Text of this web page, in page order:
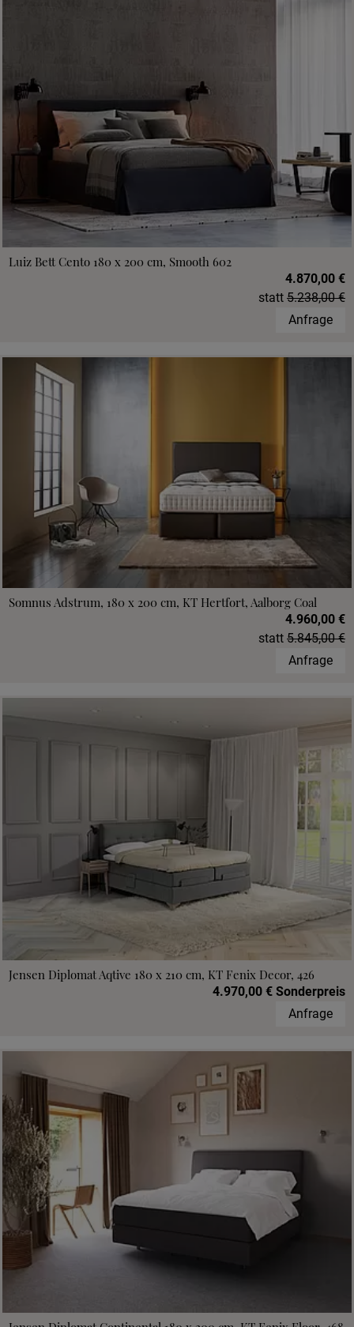
Luiz Bett Cento 180 x 200 cm, Smooth 602
4.870,00 €
statt 5.238,00 €
Anfrage
Somnus Adstrum, 180 x 200 cm, KT Hertfort, Aalborg Coal
4.960,00 €
statt 5.845,00 €
Anfrage
Jensen Diplomat Aqtive 180 x 210 cm, KT Fenix Decor, 426
4.970,00 € Sonderpreis
Anfrage